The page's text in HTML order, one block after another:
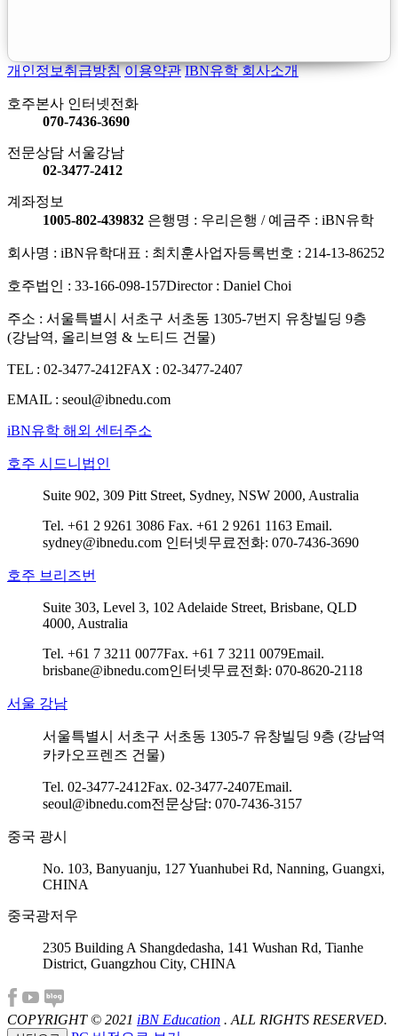
개인정보취급방침 이용약관 IBN유학 회사소개
호주본사 인터넷전화
070-7436-3690
전문상담 서울강남
02-3477-2412
계좌정보
1005-802-439832 은행명 : 우리은행 / 예금주 : iBN유학
회사명 : iBN유학대표 : 최치훈사업자등록번호 : 214-13-86252
호주법인 : 33-166-098-157Director : Daniel Choi
주소 : 서울특별시 서초구 서초동 1305-7번지 유창빌딩 9층
(강남역, 올리브영 & 노티드 건물)
TEL : 02-3477-2412FAX : 02-3477-2407
EMAIL : seoul@ibnedu.com
iBN유학 해외 센터주소
호주 시드니법인
Suite 902, 309 Pitt Street, Sydney, NSW 2000, Australia
Tel. +61 2 9261 3086 Fax. +61 2 9261 1163 Email.
sydney@ibnedu.com 인터넷무료전화: 070-7436-3690
호주 브리즈번
Suite 303, Level 3, 102 Adelaide Street, Brisbane, QLD
4000, Australia
Tel. +61 7 3211 0077Fax. +61 7 3211 0079Email.
brisbane@ibnedu.com인터넷무료전화: 070-8620-2118
서울 강남
서울특별시 서초구 서초동 1305-7 유창빌딩 9층 (강남역
카카오프렌즈 건물)
Tel. 02-3477-2412Fax. 02-3477-2407Email.
seoul@ibnedu.com전문상담: 070-7436-3157
중국 광시
No. 103, Banyuanju, 127 Yuanhubei Rd, Nanning, Guangxi,
CHINA
중국광저우
2305 Building A Shangdedasha, 141 Wushan Rd, Tianhe
District, Guangzhou City, CHINA
COPYRIGHT © 2021 iBN Education . ALL RIGHTS RESERVED.